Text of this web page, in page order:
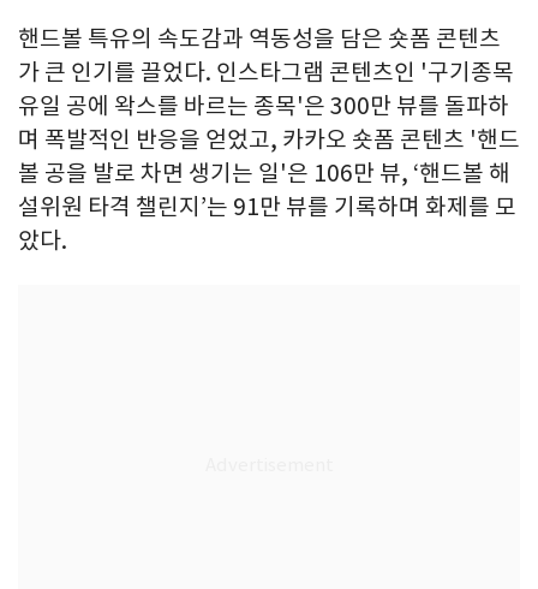
핸드볼 특유의 속도감과 역동성을 담은 숏폼 콘텐츠
가 큰 인기를 끌었다. 인스타그램 콘텐츠인 '구기종목
유일 공에 왁스를 바르는 종목'은 300만 뷰를 돌파하
며 폭발적인 반응을 얻었고, 카카오 숏폼 콘텐츠 '핸드
볼 공을 발로 차면 생기는 일'은 106만 뷰, ‘핸드볼 해
설위원 타격 챌린지’는 91만 뷰를 기록하며 화제를 모
았다.